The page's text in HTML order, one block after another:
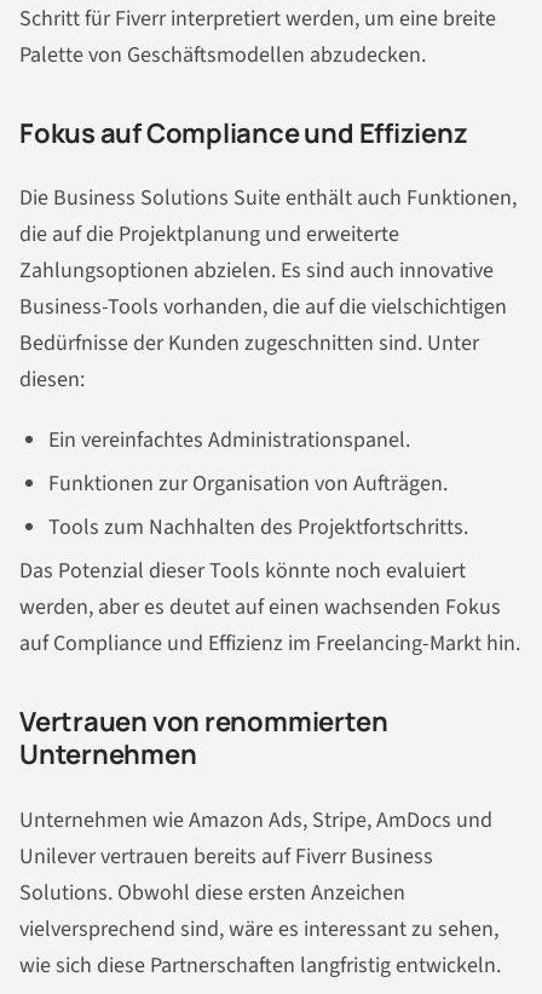
Schritt für Fiverr interpretiert werden, um eine breite
Palette von Geschäftsmodellen abzudecken.
Fokus auf Compliance und Effizienz
Die Business Solutions Suite enthält auch Funktionen,
die auf die Projektplanung und erweiterte
Zahlungsoptionen abzielen. Es sind auch innovative
Business-Tools vorhanden, die auf die vielschichtigen
Bedürfnisse der Kunden zugeschnitten sind. Unter
diesen:
Ein vereinfachtes Administrationspanel.
Funktionen zur Organisation von Aufträgen.
Tools zum Nachhalten des Projektfortschritts.
Das Potenzial dieser Tools könnte noch evaluiert
werden, aber es deutet auf einen wachsenden Fokus
auf Compliance und Effizienz im Freelancing-Markt hin.
Vertrauen von renommierten
Unternehmen
Unternehmen wie Amazon Ads, Stripe, AmDocs und
Unilever vertrauen bereits auf Fiverr Business
Solutions. Obwohl diese ersten Anzeichen
vielversprechend sind, wäre es interessant zu sehen,
wie sich diese Partnerschaften langfristig entwickeln.